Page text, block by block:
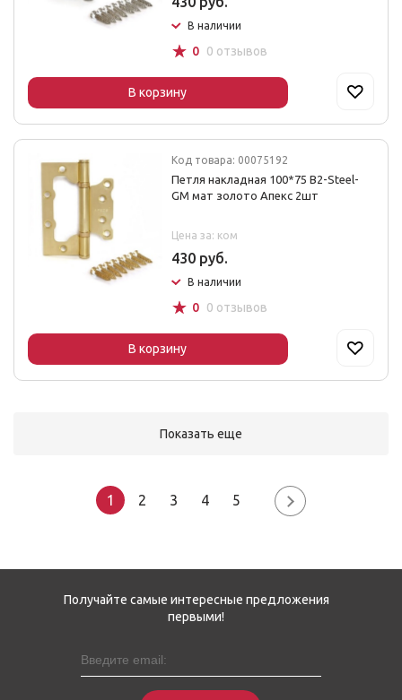
В наличии
☆ 0 0 отзывов
В корзину
Код товара: 00075192
Петля накладная 100*75 B2-Steel-
GM мат золото Апекс 2шт
Цена за: ком
430 руб.
В наличии
☆ 0 0 отзывов
В корзину
Показать еще
1 2 3 4 5
Получайте самые интересные предложения
первыми!